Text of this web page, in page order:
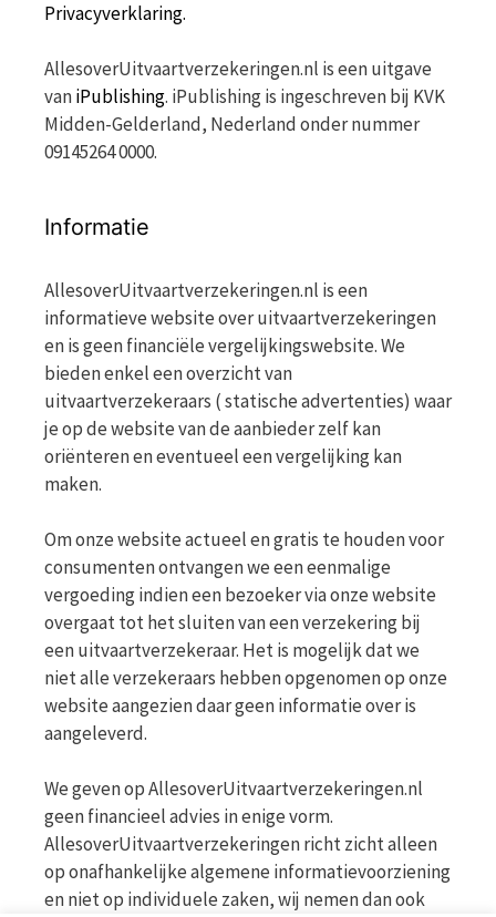
Privacyverklaring.
AllesoverUitvaartverzekeringen.nl is een uitgave
vaniPublishing. iPublishing is ingeschreven bij KVK
Midden-Gelderland, Nederland onder nummer
09145264 0000.
Informatie
AllesoverUitvaartverzekeringen.nl is een
informatieve website over uitvaartverzekeringen
en is geen financiële vergelijkingswebsite. We
bieden enkel een overzicht van
uitvaartverzekeraars ( statische advertenties) waar
je op de website van de aanbieder zelf kan
oriënteren en eventueel een vergelijking kan
maken.
Om onze website actueel en gratis te houden voor
consumenten ontvangen we een eenmalige
vergoeding indien een bezoeker via onze website
overgaat tot het sluiten van een verzekering bij
een uitvaartverzekeraar. Het is mogelijk dat we
niet alle verzekeraars hebben opgenomen op onze
website aangezien daar geen informatie over is
aangeleverd.
We geven op AllesoverUitvaartverzekeringen.nl
geen financieel advies in enige vorm.
AllesoverUitvaartverzekeringen richt zicht alleen
op onafhankelijke algemene informatievoorziening
en niet op individuele zaken, wij nemen dan ook